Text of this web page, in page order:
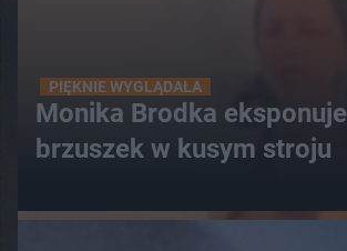
PIĘKNIE WYGLĄDAŁA
Monika Brodka eksponuje
brzuszek w kusym stroju